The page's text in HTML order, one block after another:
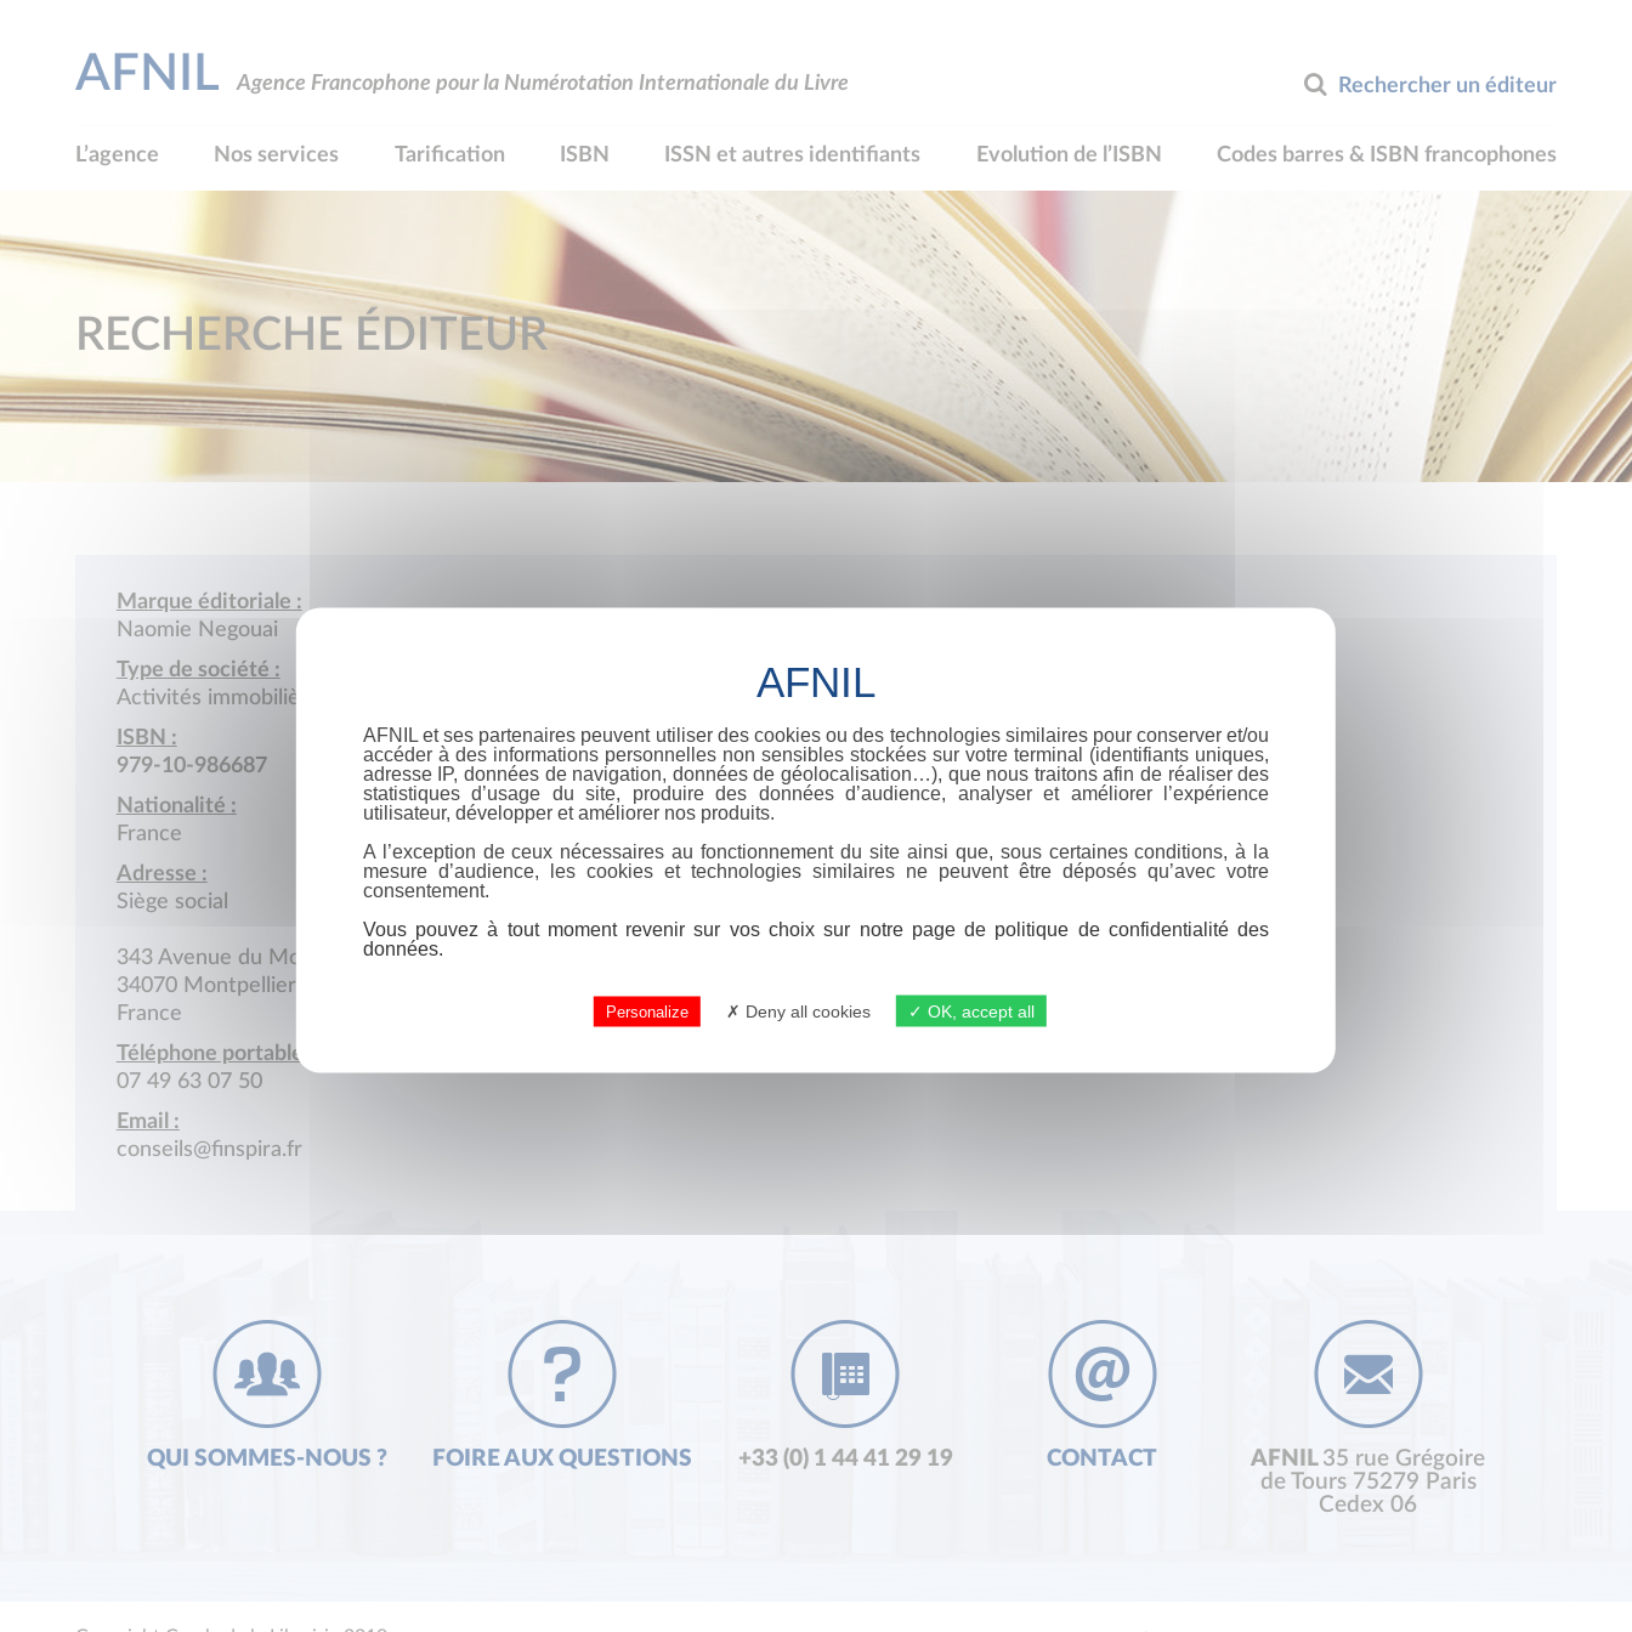
Rechercher un éditeur
AFNIL Agence Francophone pour la Numérotation Internationale du Livre
L’agence Nos services Tarification ISBN ISSN et autres identifiants Evolution de l’ISBN Codes barres & ISBN francophones
RECHERCHE ÉDITEUR
Marque éditoriale :
Naomie Negouai
Type de société :
Activités immobilières
ISBN :
979-10-986687
Nationalité :
France
Adresse :
Siège social
343 Avenue du Mondial de Rugby 2007
34070 Montpellier
France
Téléphone portable :
07 49 63 07 50
Email :
conseils@finspira.fr
QUI SOMMES-NOUS ? FOIRE AUX QUESTIONS +33 (0) 1 44 41 29 19 CONTACT AFNIL 35 rue Grégoire
de Tours 75279 Paris
Cedex 06
AFNIL et ses partenaires peuvent utiliser des cookies ou des technologies similaires pour conserver et/ou
accéder à des informations personnelles non sensibles stockées sur votre terminal (identifiants uniques,
adresse IP, données de navigation, données de géolocalisation…), que nous traitons afin de réaliser des
statistiques d’usage du site, produire des données d’audience, analyser et améliorer l’expérience
utilisateur, développer et améliorer nos produits.
A l’exception de ceux nécessaires au fonctionnement du site ainsi que, sous certaines conditions, à la
mesure d’audience, les cookies et technologies similaires ne peuvent être déposés qu’avec votre
consentement.
Vous pouvez à tout moment revenir sur vos choix sur notre page de politique de confidentialité des
données.
Personalize Deny all cookies OK, accept all